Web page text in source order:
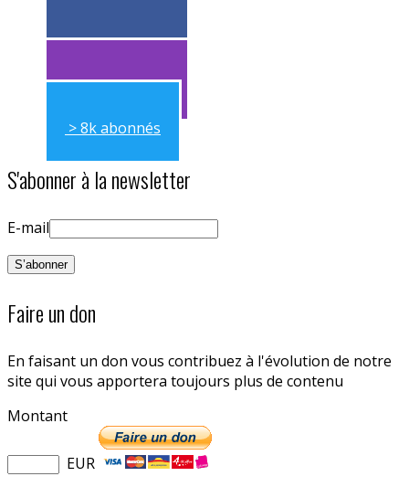
> 11k abonnés
> 11k abonnés
> 8k abonnés
S'abonner à la newsletter
E-mail
Faire un don
En faisant un don vous contribuez à l'évolution de notre
site qui vous apportera toujours plus de contenu
Montant
EUR